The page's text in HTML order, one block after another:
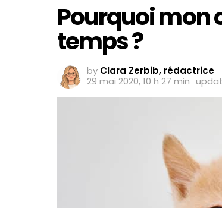
Pourquoi
temps ?
by Clara Zerbib, rédactrice
29 mai 2020, 10 h 27 min